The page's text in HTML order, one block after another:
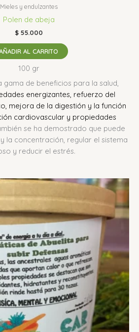
Mieles y endulzantes
Polen de abeja
$55.000
AL CARRITO
100 gr
gama de beneficios para la salud,
energizantes, refuerzo del
mejora de la digestión y la función
cardiovascular y propiedades
se ha demostrado que puede
la concentración, regular el sistema
y reducir el estrés.